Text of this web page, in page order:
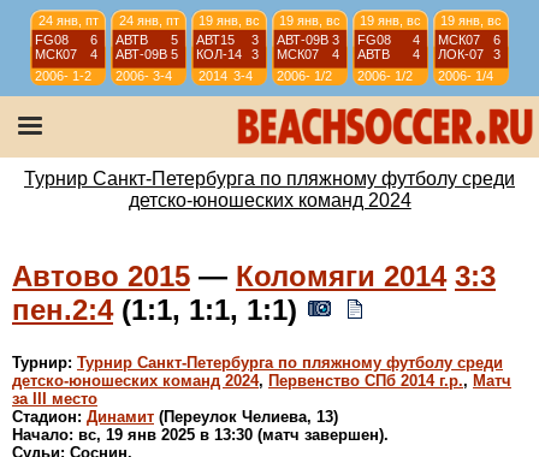
24 янв, пт
FG08
6
МСК07
4
2006-
07
1-2
24 янв, пт
АВТВ
5
АВТ-09B 5
2006-
07
3-4
19 янв, вс
АВТ15
3
КОЛ-14
3
2014 3-4
19 янв, вс
АВТ-09B 3
МСК07
4
2006-
07
1/2
19 янв, вс
FG08
4
АВТВ
4
2006-
07
1/2
19 янв, вс
МСК07
6
ЛОК-07
3
2006-
07
1/4
07
12 янв, вс
АВТ-09B 6
ЛИС08
4
07
12 янв, вс
ИСКР-07 5
СШЛ08R 3
07
12 янв, вс
ИС-08
1
МСК08
4
07
Турнир Санкт-Петербурга по пляжному футболу среди
детско-юношеских команд 2024
Автово 2015 — Коломяги 2014 3:3
пен.2:4(1:1, 1:1, 1:1)
Турнир: Турнир Санкт-Петербурга по пляжному футболу среди
детско-юношеских команд 2024, Первенство СПб 2014 г.р., Матч
за III место
Стадион: Динамит (Переулок Челиева, 13)
Начало: вс, 19 янв 2025 в 13:30 (матч завершен).
Судьи: Соснин.